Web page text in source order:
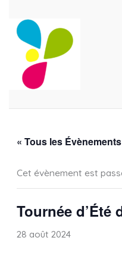
contenu
« Tous les Évènements
Cet évènement est
Tournée d’Été
28 août 2024